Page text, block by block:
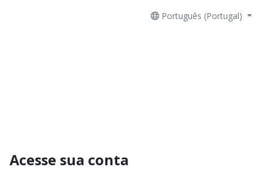
Português (Portugal)
Acesse sua conta